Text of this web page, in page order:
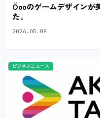
Öooのゲームデザインが
た。
2026.05.08
ビジネスニュース